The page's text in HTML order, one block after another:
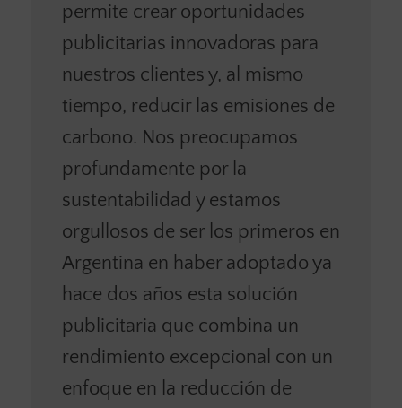
permite crear oportunidades
publicitarias innovadoras para
nuestros clientes y, al mismo
tiempo, reducir las emisiones de
carbono. Nos preocupamos
profundamente por la
sustentabilidad y estamos
orgullosos de ser los primeros en
Argentina en haber adoptado ya
hace dos años esta solución
publicitaria que combina un
rendimiento excepcional con un
enfoque en la reducción de